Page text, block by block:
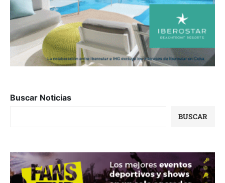
Buscar Noticias
BUSCAR